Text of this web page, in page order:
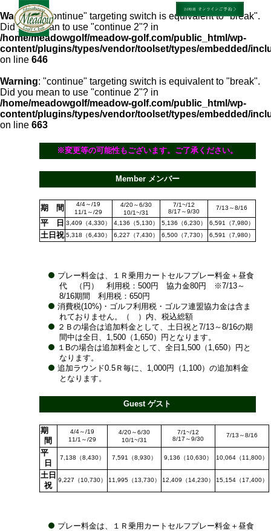
Warning: "continue" targeting switch is equivalent to "break".
Did you mean to use "continue 2"? in
/home/meadowgolf/meadow-golf.com/public_html/wp-
content/plugins/types/vendor/toolset/types/embedded/
on line 646
Warning: "continue" targeting switch is equivalent to "break".
Did you mean to use "continue 2"? in
/home/meadowgolf/meadow-golf.com/public_html/wp-
content/plugins/types/vendor/toolset/types/embedded/
on line 663
※変更等の可能性もございます。ご了承ください。
Member メンバー
期 間
4/4～/19
11/1～/29
4/20～6/30
10/1~/31
7/1~/12
8/17～9/30
7/13～8/16
平 日 3,409（4,330） 4,136（5,130） 5,136（6,230） 6,591（7,980）
土日祝 5,318（6,430） 6,227（7,430） 6,500（7,730） 6,591（7,980）
プレー料金は、１Ｒ乗用カートセルフプレー料金＋昼食
代 （円） 利用税：500円 協力金80円 ※7/13～
8/16期間 利用税：650円
消費税(10%)・ゴルフ利用税・ゴルフ連盟協力金は含ま
れておりません。（ ）内、税込総額
２Ｂの場合は追加料金として、土日祝と7/13～8/16の期
間中は全日、1,500（1,650）円となります。
１Bの場合は追加料金として、全日1,500（1,650）円と
なります。
追加ラウンド0.5Ｒ毎に、1,000円（1,100）の追加料金
となります。
Guest ゲスト
期
間
4/4～/19
11/1～/29
4/20～6/30
10/1~/31
7/1~/12
8/17～9/30
7/13～8/16
平
日
7,138（8,430） 7,591（8,930） 9,136（10,630） 10,064（11,800）
土日
祝
9,227（10,730） 11,995（13,730） 12,409（14,230） 15,154（17,400）
プレー料金は、１Ｒ乗用カートセルフプレー料金＋昼食